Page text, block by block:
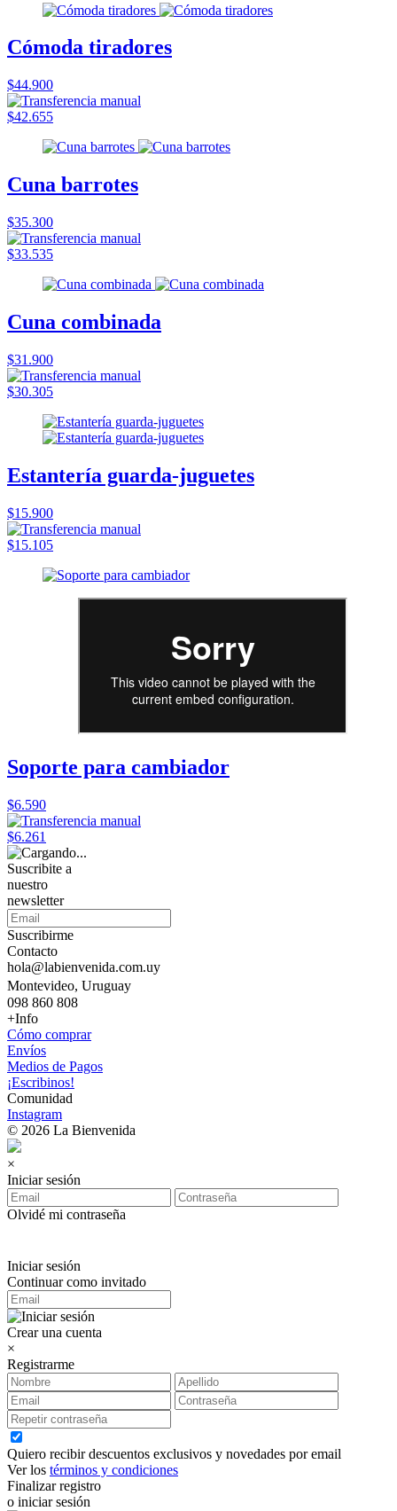
Cómoda tiradores
$44.900
$42.655
Cuna barrotes
$35.300
$33.535
Cuna combinada
$31.900
$30.305
Estantería guarda-juguetes
$15.900
$15.105
Soporte para cambiador
$6.590
$6.261
Suscribite a
nuestro
newsletter
Suscribirme
Contacto
hola@labienvenida.com.uy
Montevideo, Uruguay
098 860 808
+Info
Cómo comprar
Envíos
Medios de Pagos
¡Escribinos!
Comunidad
Instagram
© 2026 La Bienvenida
×
Iniciar sesión
Olvidé mi contraseña
Iniciar sesión
Continuar como invitado
Crear una cuenta
×
Registrarme
Quiero recibir descuentos exclusivos y novedades por email
Ver los términos y condiciones
Finalizar registro
o iniciar sesión